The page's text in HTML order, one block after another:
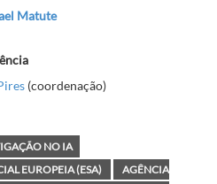
Matute
(coordenação)
NO IA
EUROPEIA (ESA)
AGÊNCIA